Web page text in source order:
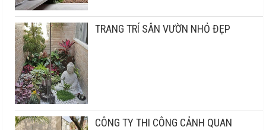
TRANG TRÍ SÂN VƯỜN NHỎ ĐẸP
CÔNG TY THI CÔNG CẢNH QUAN